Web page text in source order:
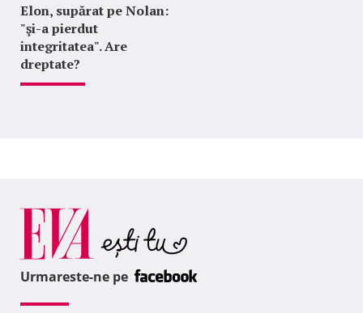
Elon, supărat pe Nolan:
"şi-a pierdut
integritatea". Are
dreptate?
Urmareste-ne pe